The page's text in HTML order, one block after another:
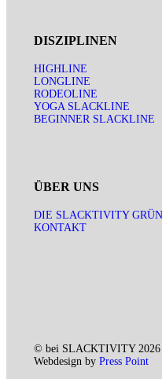
DISZIPLINEN
HIGHLINE
LONGLINE
RODEOLINE
YOGA SLACKLINE
BEGINNER SLACKLINE
ÜBER UNS
DIE SLACKTIVITY
KONTAKT
© bei SLACKTIVITY 2026 |
Webdesign by Press Point